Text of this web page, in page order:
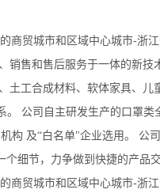
商贸城市和区域中心城市-浙
销售和售后服务于一体的新技
工合成材料、软体家具、儿
。 公司自主研发生产的口罩类
构 及“白名单"企业选用。 公司
细节，力争做到快捷的产品交
商贸城市和区域中心城市-浙